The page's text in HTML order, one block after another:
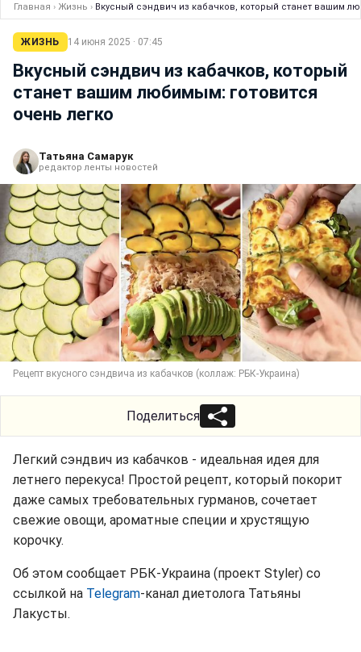
Главная › Жизнь › Вкусный сэндвич из кабачков, который станет вашим
ЖИЗНЬ 14 июня 2025 · 07:45
Вкусный сэндвич из кабачков, который
станет вашим любимым: готовится
очень легко
Татьяна Самарук
редактор ленты новостей
Рецепт вкусного сэндвича из кабачков (коллаж: РБК-Украина)
Поделиться
Легкий сэндвич из кабачков - идеальная идея для
летнего перекуса! Простой рецепт, который покорит
даже самых требовательных гурманов, сочетает
свежие овощи, ароматные специи и хрустящую
корочку.
Об этом сообщает РБК-Украина (проект Styler) со
ссылкой на Telegram-канал диетолога Татьяны
Лакусты.